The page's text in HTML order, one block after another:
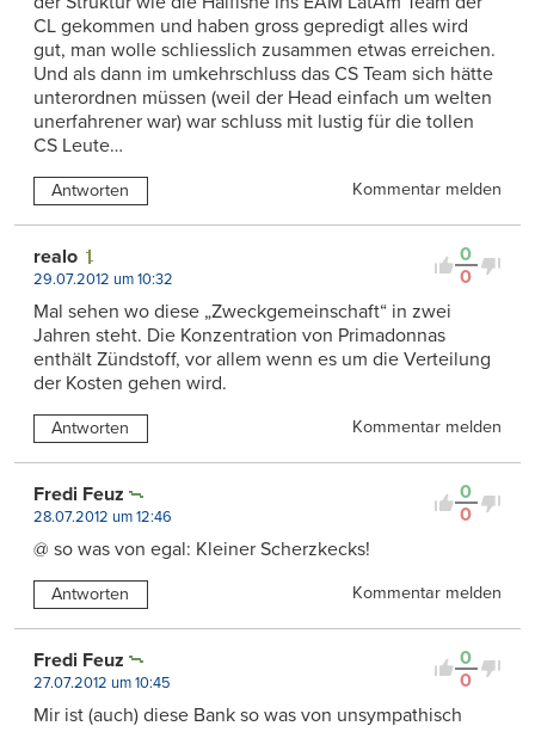
CL gekommen und haben gross gepredigt alles wird
gut, man wolle schliesslich zusammen etwas erreichen.
Und als dann im umkehrschluss das CS Team sich hätte
unterordnen müssen (weil der Head einfach um welten
unerfahrener war) war schluss mit lustig für die tollen
CS Leute…
Antworten Kommentar melden
0
0
realo
29.07.2012 um 10:32
Mal sehen wo diese „Zweckgemeinschaft“ in zwei
Jahren steht. Die Konzentration von Primadonnas
enthält Zündstoff, vor allem wenn es um die Verteilung
der Kosten gehen wird.
Antworten Kommentar melden
0
0
Fredi Feuz
28.07.2012 um 12:46
@ so was von egal: Kleiner Scherzkecks!
Antworten Kommentar melden
0
0
Fredi Feuz
27.07.2012 um 10:45
Mir ist (auch) diese Bank so was von unsympathisch